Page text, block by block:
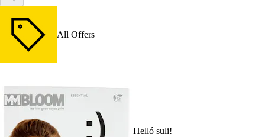
All Offers
Helló suli!